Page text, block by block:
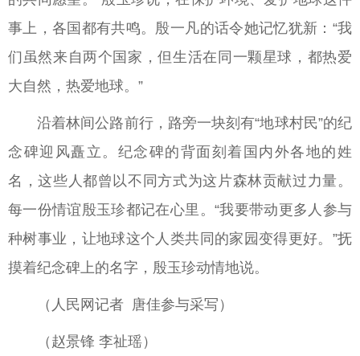
事上，各国都有共鸣。殷一凡的话令她记忆犹新：“我
们虽然来自两个国家，但生活在同一颗星球，都热爱
大自然，热爱地球。”
沿着林间公路前行，路旁一块刻有“地球村民”的纪
念碑迎风矗立。纪念碑的背面刻着国内外各地的姓
名，这些人都曾以不同方式为这片森林贡献过力量。
每一份情谊殷玉珍都记在心里。“我要带动更多人参与
种树事业，让地球这个人类共同的家园变得更好。”抚
摸着纪念碑上的名字，殷玉珍动情地说。
（人民网记者 唐佳参与采写）
（赵景锋 李祉瑶）